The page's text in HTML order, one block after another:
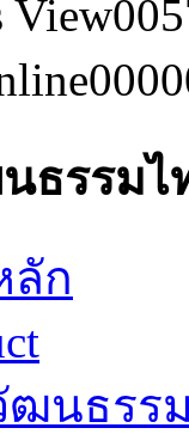
View
ธรรมไ
ลัก
นธรร